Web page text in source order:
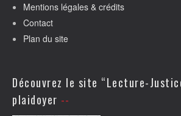
Mentions légales & crédits
Contact
Plan du site
Découvrez le site “Lecture-
plaidoyer